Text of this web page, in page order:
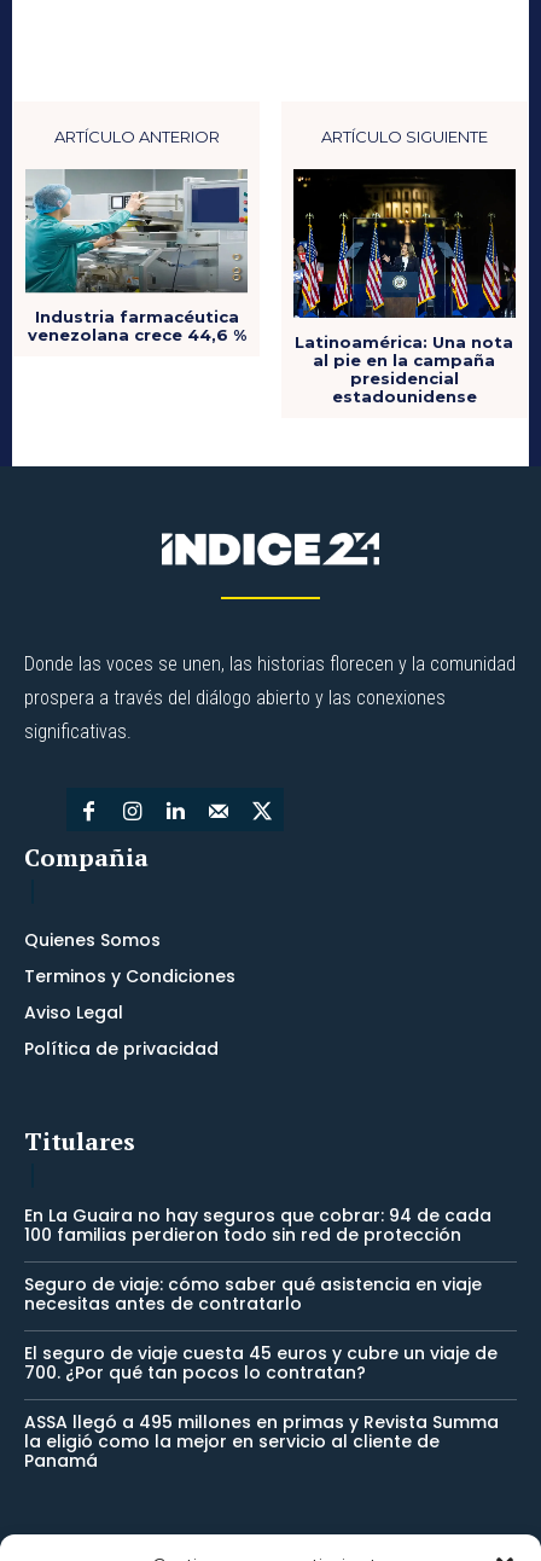
ARTÍCULO ANTERIOR
Industria farmacéutica
venezolana crece 44,6 %
ARTÍCULO SIGUIENTE
Latinoamérica: Una nota
al pie en la campaña
presidencial
estadounidense
Donde las voces se unen, las historias florecen y la comunidad
prospera a través del diálogo abierto y las conexiones
significativas.
Compañia
Quienes Somos
Terminos y Condiciones
Aviso Legal
Política de privacidad
Titulares
En La Guaira no hay seguros que cobrar: 94 de cada
100 familias perdieron todo sin red de protección
Seguro de viaje: cómo saber qué asistencia en viaje
necesitas antes de contratarlo
El seguro de viaje cuesta 45 euros y cubre un viaje de
700. ¿Por qué tan pocos lo contratan?
ASSA llegó a 495 millones en primas y Revista Summa
la eligió como la mejor en servicio al cliente de
Panamá